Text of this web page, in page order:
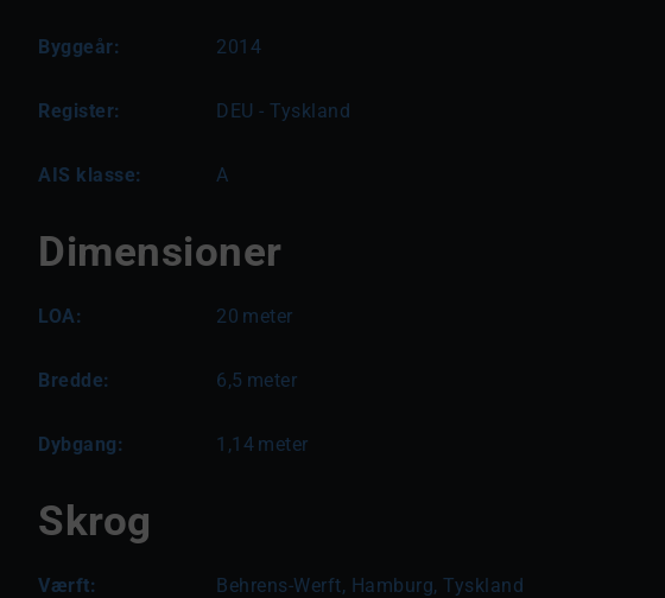
Byggeår: 2014
Register: DEU - Tyskland
AIS klasse: A
Dimensioner
LOA: 20 meter
Bredde: 6,5 meter
Dybgang: 1,14 meter
Skrog
Værft: Behrens-Werft, Hamburg, Tyskland